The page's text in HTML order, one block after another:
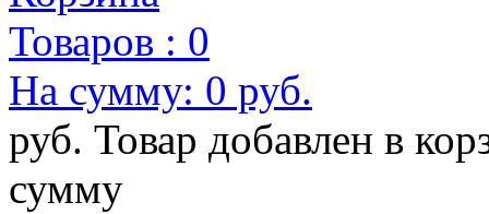
Товаров : 0
На сумму: 0 руб.
руб. Товар добавлен в
сумму